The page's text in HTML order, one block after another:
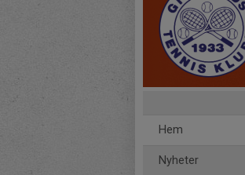
Hem
Nyheter